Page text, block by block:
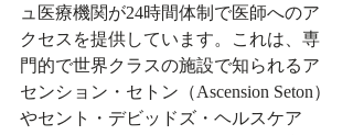
ュ医療機関が24時間体制で医師へのア
クセスを提供しています。これは、専
門的で世界クラスの施設で知られるア
センション・セトン（Ascension Seton）
やセント・デビッドズ・ヘルスケア